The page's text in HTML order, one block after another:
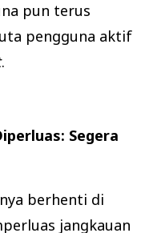
pun terus
pengguna aktif
.
Segera
berhenti di
jangkauan